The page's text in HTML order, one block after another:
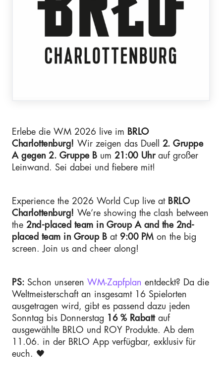
Erlebe die WM 2026 live im BRLO
Charlottenburg! Wir zeigen das Duell 2. Gruppe
A gegen 2. Gruppe B um 21:00 Uhrauf großer
Leinwand. Sei dabei und fiebere mit!
Experience the 2026 World Cup live at BRLO
Charlottenburg! We’re showing the clash between
the 2nd-placed team in Group A and the 2nd-
placed team in Group B at 9:00 PMon the big
screen. Join us and cheer along!
PS: Schon unseren WM-Zapfplan entdeckt? Da die
Weltmeisterschaft an insgesamt 16 Spielorten
ausgetragen wird, gibt es passend dazu jeden
Sonntag bis Donnerstag 16 % Rabattauf
ausgewählte BRLO und ROY Produkte. Ab dem
11.06. in der BRLO App verfügbar, exklusiv für
euch. 🖤